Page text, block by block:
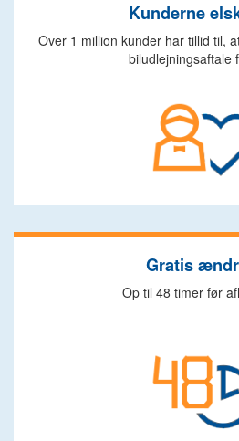
Kunderne
Over 1 million kunder har tillid til,
biludlejningsaftale
Gratis
Op til 48 timer før